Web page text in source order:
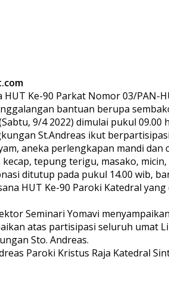
Ke-90 Parkat Nomor 03/PAN-
bantuan berupa
9/4 2022) dimulai pukul 09.00
St.Andreas ikut
aneka perlengkapan mandi
tepung terigu, masako,
ditutup pada pukul 14.00 wib,
HUT Ke-90 Paroki Katedral
Seminari Yomavi
atas partisipasi seluruh umat
Sto. Andreas.
Paroki Kristus Raja Katedral